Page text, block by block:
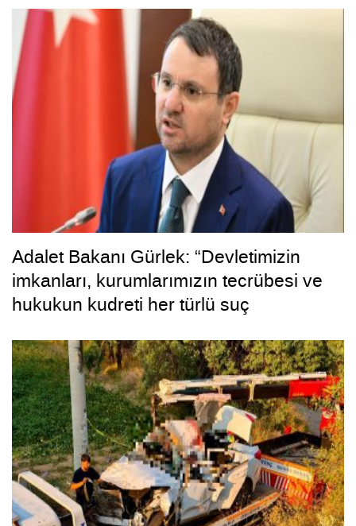
Adalet Bakanı Gürlek: “Devletimizin
imkanları, kurumlarımızın tecrübesi ve
hukukun kudreti her türlü suç